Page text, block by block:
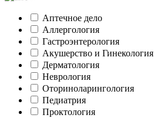
Аптечное дело
Аллергология
Гастроэнтерология
Акушерство и Гинекология
Дерматология
Неврология
Оториноларингология
Педиатрия
Проктология